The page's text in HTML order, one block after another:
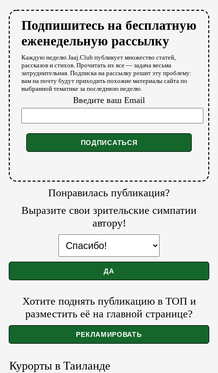
Подпишитесь на бесплатную
еженедельную рассылку
Каждую неделю Jaaj.Club публикует множество статей,
рассказов и стихов. Прочитать их все — задача весьма
затруднительная. Подписка на рассылку решит эту проблему:
вам на почту будут приходить похожие материалы сайта по
выбранной тематике за последнюю неделю.
Введите ваш Email
Понравилась публикация?
Выразите свои зрительские симпатии
автору!
Хотите поднять публикацию в ТОП и
разместить её на главной странице?
Курорты в Таиланде